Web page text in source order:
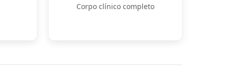
Corpo clínico completo